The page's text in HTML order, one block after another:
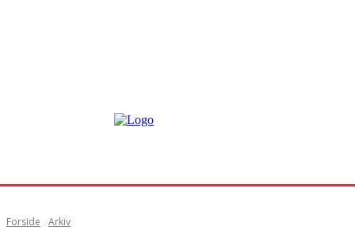
Forside Arkiv